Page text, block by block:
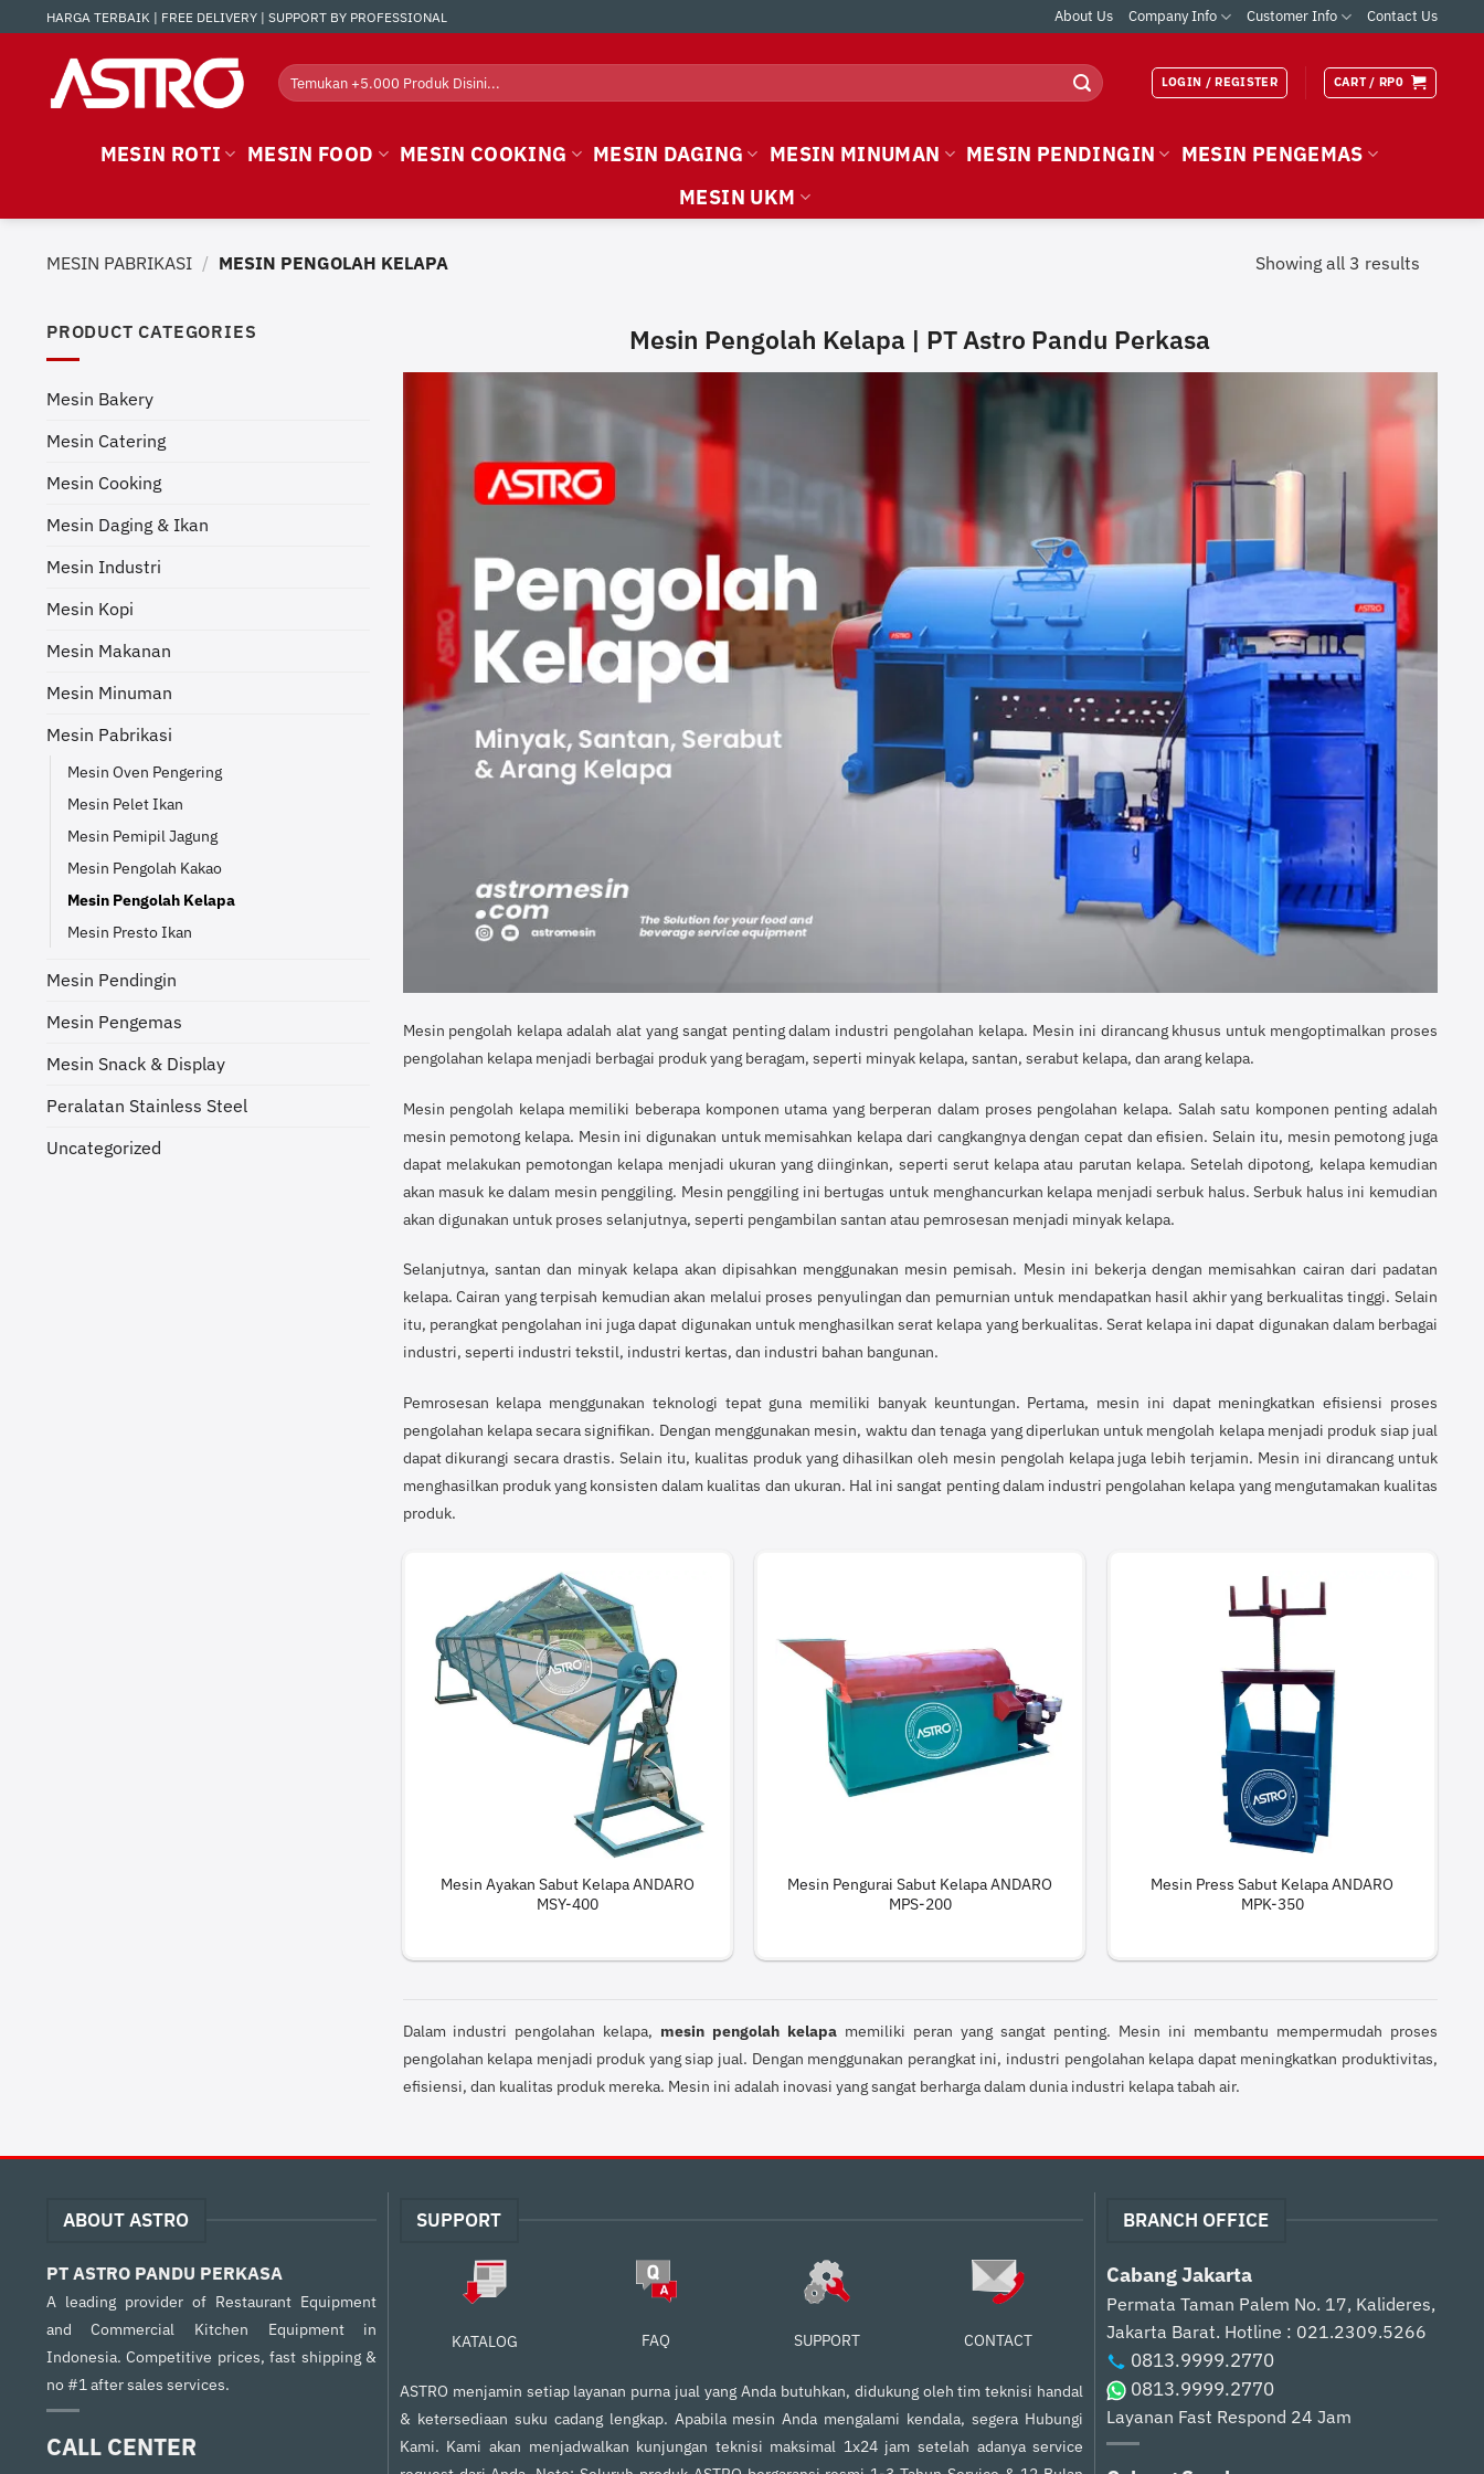
to
HARGA TERBAIK | FREE DELIVERY | SUPPORT BY PROFESSIONAL About Us Company Info Customer Info Contact Us
Search
for:
LOGIN / REGISTER CART / RP0
MESIN ROTI MESIN FOOD MESIN COOKING MESIN DAGING MESIN MINUMAN MESIN PENDINGIN
MESIN PENGEMAS
MESIN UKM
MESIN PABRIKASI / MESIN PENGOLAH KELAPA Showing all 3 results
PRODUCT CATEGORIES
Mesin Bakery
Mesin Catering
Mesin Cooking
Mesin Daging & Ikan
Mesin Industri
Mesin Kopi
Mesin Makanan
Mesin Minuman
Mesin Pabrikasi
Mesin Oven Pengering
Mesin Pelet Ikan
Mesin Pemipil Jagung
Mesin Pengolah Kakao
Mesin Pengolah Kelapa
Mesin Presto Ikan
Mesin Pendingin
Mesin Pengemas
Mesin Snack & Display
Peralatan Stainless Steel
Uncategorized
Mesin Pengolah Kelapa | PT Astro Pandu Perkasa
Mesin pengolah kelapa adalah alat yang sangat penting dalam industri pengolahan kelapa. Mesin ini dirancang khusus untuk mengoptimalkan proses
pengolahan kelapa menjadi berbagai produk yang beragam, seperti minyak kelapa, santan, serabut kelapa, dan arang kelapa.
Mesin pengolah kelapa memiliki beberapa komponen utama yang berperan dalam proses pengolahan kelapa. Salah satu komponen penting adalah
mesin pemotong kelapa. Mesin ini digunakan untuk memisahkan kelapa dari cangkangnya dengan cepat dan efisien. Selain itu, mesin pemotong juga
dapat melakukan pemotongan kelapa menjadi ukuran yang diinginkan, seperti serut kelapa atau parutan kelapa.Setelah dipotong, kelapa kemudian
akan masuk ke dalam mesin penggiling. Mesin penggiling ini bertugas untuk menghancurkan kelapa menjadi serbuk halus. Serbuk halus ini kemudian
akan digunakan untuk proses selanjutnya, seperti pengambilan santan atau pemrosesan menjadi minyak kelapa.
Selanjutnya, santan dan minyak kelapa akan dipisahkan menggunakan mesin pemisah. Mesin ini bekerja dengan memisahkan cairan dari padatan
kelapa. Cairan yang terpisah kemudian akan melalui proses penyulingan dan pemurnian untuk mendapatkan hasil akhir yang berkualitas tinggi. Selain
itu, perangkat pengolahan ini juga dapat digunakan untuk menghasilkan serat kelapa yang berkualitas. Serat kelapa ini dapat digunakan dalam berbagai
industri, seperti industri tekstil, industri kertas, dan industri bahan bangunan.
Pemrosesan kelapa menggunakan teknologi tepat guna memiliki banyak keuntungan. Pertama, mesin ini dapat meningkatkan efisiensi proses
pengolahan kelapa secara signifikan. Dengan menggunakan mesin, waktu dan tenaga yang diperlukan untuk mengolah kelapa menjadi produk siap jual
dapat dikurangi secara drastis.Selain itu, kualitas produk yang dihasilkan oleh mesin pengolah kelapa juga lebih terjamin. Mesin ini dirancang untuk
menghasilkan produk yang konsisten dalam kualitas dan ukuran. Hal ini sangat penting dalam industri pengolahan kelapa yang mengutamakan kualitas
produk.
Mesin Ayakan Sabut Kelapa ANDARO
MSY-400
Mesin Pengurai Sabut Kelapa ANDARO
MPS-200
Mesin Press Sabut Kelapa ANDARO
MPK-350
Dalam industri pengolahan kelapa, mesin pengolah kelapa memiliki peran yang sangat penting. Mesin ini membantu mempermudah proses
pengolahan kelapa menjadi produk yang siap jual. Dengan menggunakan perangkat ini, industri pengolahan kelapa dapat meningkatkan produktivitas,
efisiensi, dan kualitas produk mereka. Mesin ini adalah inovasi yang sangat berharga dalam dunia industri kelapa tabah air.
ABOUT ASTRO
PT ASTRO PANDU PERKASA
A leading provider of Restaurant Equipment
and Commercial Kitchen Equipment in
Indonesia. Competitive prices, fast shipping &
no #1 after sales services.
CALL CENTER
SUPPORT
KATALOG FAQ SUPPORT CONTACT
ASTRO menjamin setiap layanan purna jual yang Anda butuhkan, didukung oleh tim teknisi handal
& ketersediaan suku cadang lengkap. Apabila mesin Anda mengalami kendala, segera Hubungi
Kami. Kami akan menjadwalkan kunjungan teknisi maksimal 1x24 jam setelah adanya service
BRANCH OFFICE
Cabang Jakarta
Permata Taman Palem No. 17, Kalideres,
Jakarta Barat. Hotline : 021.2309.5266
0813.9999.2770
0813.9999.2770
Layanan Fast Respond 24 Jam